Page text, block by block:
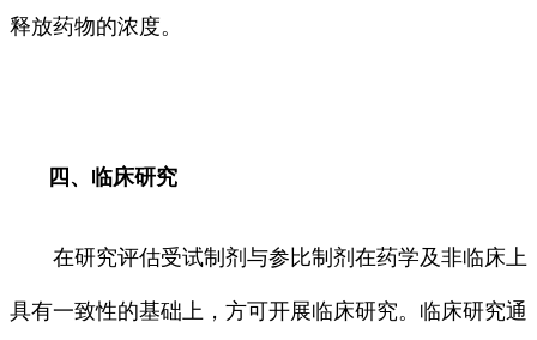
释放药物的浓度。
四、临床研究
在研究评估受试制剂与参比制剂在药学及非临床上
具有一致性的基础上，方可开展临床研究。临床研究通